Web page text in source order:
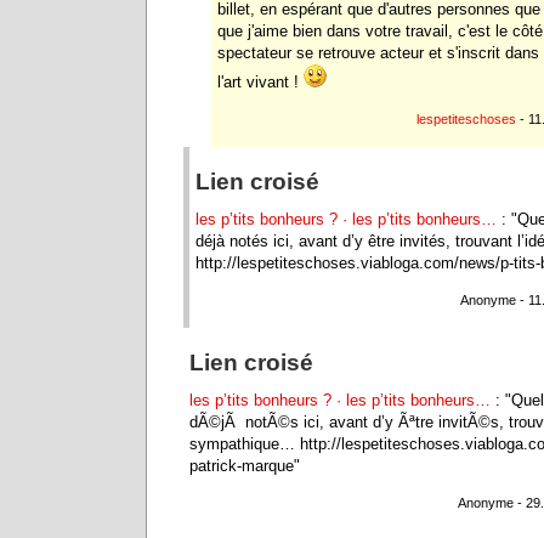
billet, en espérant que d'autres personnes
que j'aime bien dans votre travail, c'est le
spectateur se retrouve acteur et s'inscrit
l'art vivant !
lespetiteschoses -
Lien croisé
les p’tits bonheurs ? · les p’tits bonheurs… :
déjà notés ici, avant d’y être invités, trouvant
http://lespetiteschoses.viabloga.com/news/p-
Anonyme -
Lien croisé
les p’tits bonheurs ? · les p’tits bonheurs… :
dÃ©jÃ notÃ©s ici, avant d’y Ãªtre invitÃ©s,
sympathique… http://
patrick-marque"
Anonyme -